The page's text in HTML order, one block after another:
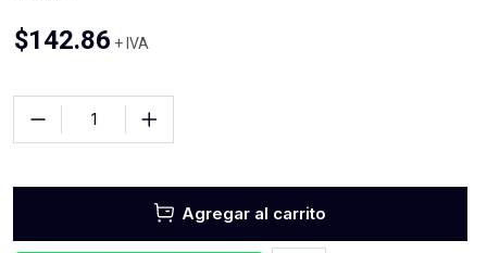
$142.86 + IVA
Agregar al carrito